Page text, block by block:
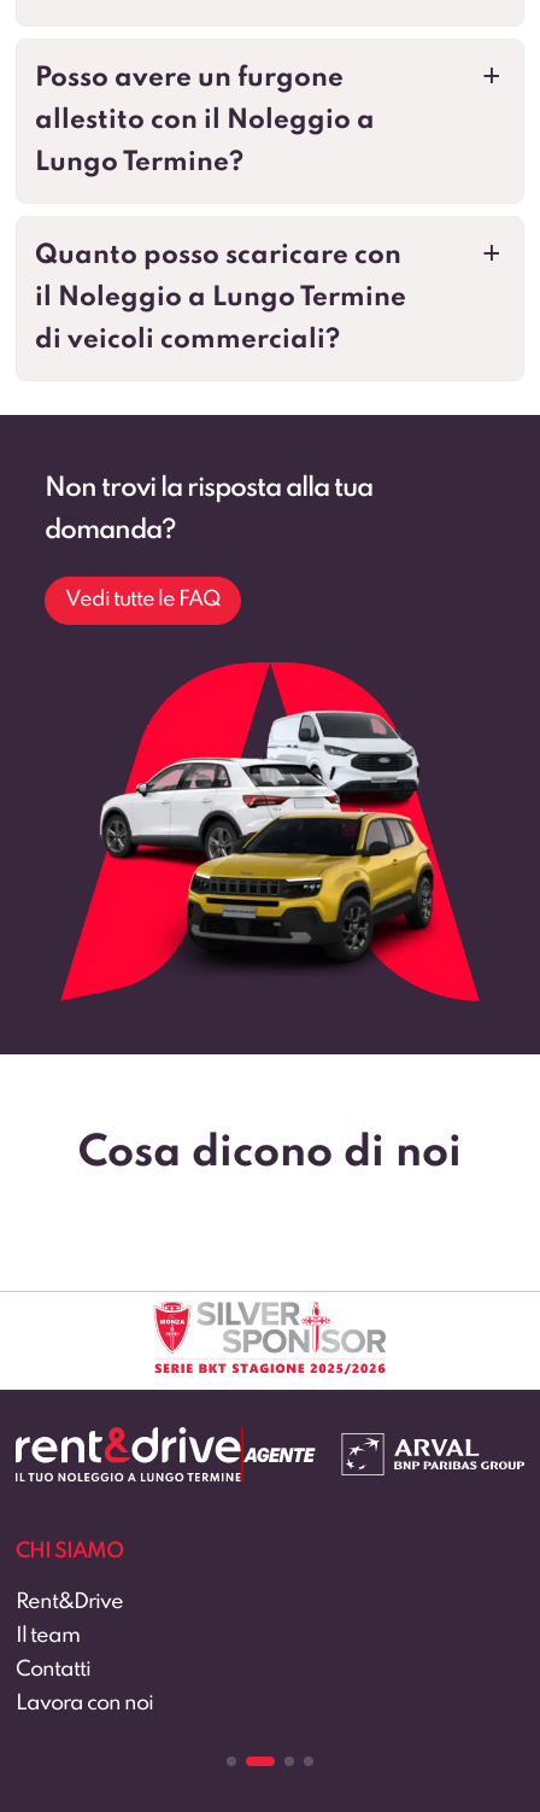
a
Posso avere un furgone
allestito con il Noleggio a
Lungo Termine?
a
Quanto posso scaricare con
il Noleggio a Lungo Termine
di veicoli commerciali?
Non trovi la risposta alla tua
domanda?
Vedi tutte le FAQ
Cosa dicono di noi
CHI SIAMO
Rent&Drive
Il team
Contatti
Lavora con noi